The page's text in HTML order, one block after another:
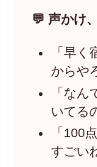
💬 声かけ
「早
からや
「な
いてる
「100
すごい